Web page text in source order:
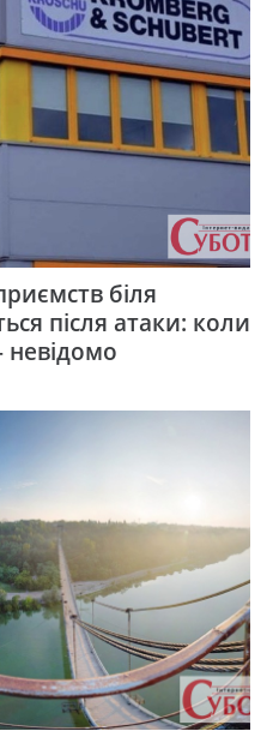
біля
після атаки: коли
невідомо